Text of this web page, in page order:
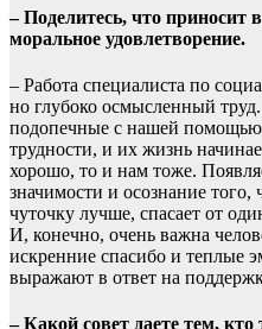
–Поделитесь, что приносит
моральное удовлетворение.
– Работа специалиста по
но глубоко осмысленный
подопечные с нашей
трудности, и их жизнь
хорошо, то и нам тоже.
значимости и осознание того,
чуточку лучше, спасает от
И, конечно, очень важна
искренние спасибо и теплые
выражают в ответ на
– Какой совет даете тем,